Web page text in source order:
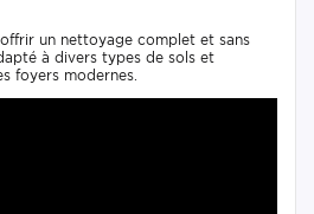
un nettoyage complet et sans
à divers types de sols et
foyers modernes.